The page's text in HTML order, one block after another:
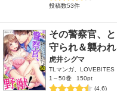
投稿数53件
その警察官、
守られ＆襲わ
虎井シグマ
TLマンガ、LOVEBITES
1～50巻
150pt
(4.6)